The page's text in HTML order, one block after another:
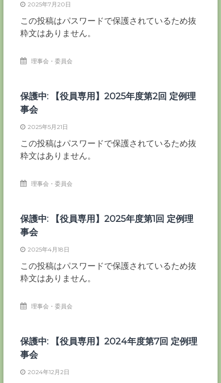
2025年7月20日
この投稿はパスワードで保護されているため抜
粋文はありません。
理事会・委員会
保護中: 【役員専用】2025年度第2回 定例理
事会
2025年5月21日
この投稿はパスワードで保護されているため抜
粋文はありません。
理事会・委員会
保護中: 【役員専用】2025年度第1回 定例理
事会
2025年4月18日
この投稿はパスワードで保護されているため抜
粋文はありません。
理事会・委員会
保護中: 【役員専用】2024年度第7回 定例理
事会
2024年12月2日